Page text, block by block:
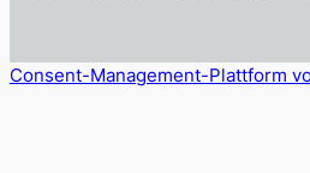
Consent-Management-Plattform